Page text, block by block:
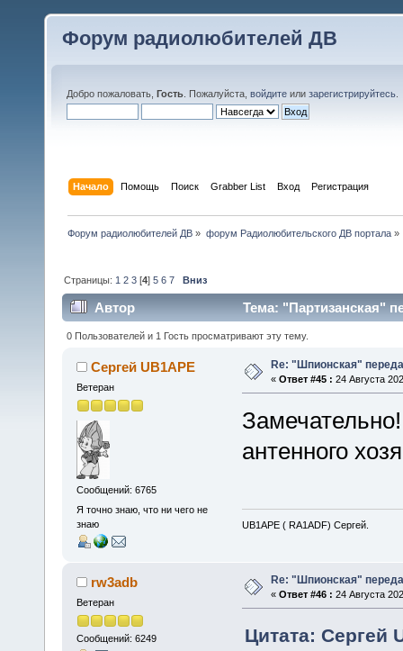
Форум радиолюбителей ДВ
Добро пожаловать, Гость . Пожалуйста, войдите или зарегистрируйтесь
Начало Помощь Поиск Grabber List Вход Регистрация
Форум радиолюбителей ДВ » форум Радиолюбительского ДВ портала»
Страницы: 1 2 3 [4]5 6 7 Вниз
Автор Тема: "Партизанская"
0 Пользователей и 1 Гость просматривают эту тему.
Сергей UB1APE
Ветеран
Сообщений: 6765
Я точно знаю, что ни чего не
знаю
Re: "Шпионская"
« Ответ #45 : 24 Августа
антенного
UB1APE ( RA1ADF) Сергей.
rw3adb
Ветеран
Сообщений: 6249
Re: "Шпионская"
« Ответ #46 : 24 Августа
Цитата: Сергей